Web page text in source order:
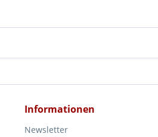
Informationen
Newsletter